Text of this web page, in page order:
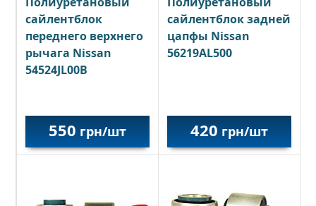
сайлентблок
переднего верхнего
рычага Nissan
54524JL00B
550 грн/шт
сайлентблок задней
цапфы Nissan
56219AL500
420 грн/шт